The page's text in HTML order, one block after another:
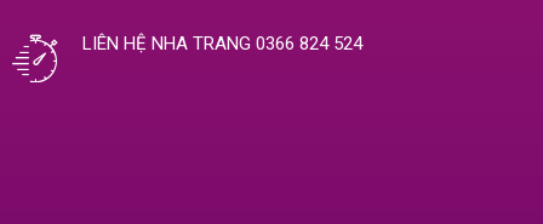
LIÊN HỆ NHA TRANG 0366 824 524